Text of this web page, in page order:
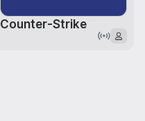
Counter-Strike